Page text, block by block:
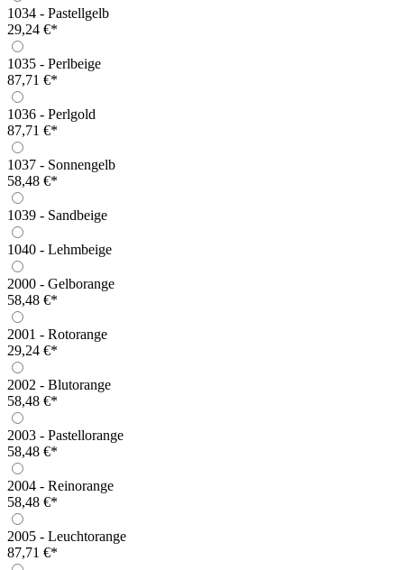
1034 - Pastellgelb
29,24 €*
1035 - Perlbeige
87,71 €*
1036 - Perlgold
87,71 €*
1037 - Sonnengelb
58,48 €*
1039 - Sandbeige
1040 - Lehmbeige
2000 - Gelborange
58,48 €*
2001 - Rotorange
29,24 €*
2002 - Blutorange
58,48 €*
2003 - Pastellorange
58,48 €*
2004 - Reinorange
58,48 €*
2005 - Leuchtorange
87,71 €*